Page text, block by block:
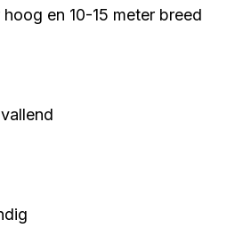
en 10-15 meter breed